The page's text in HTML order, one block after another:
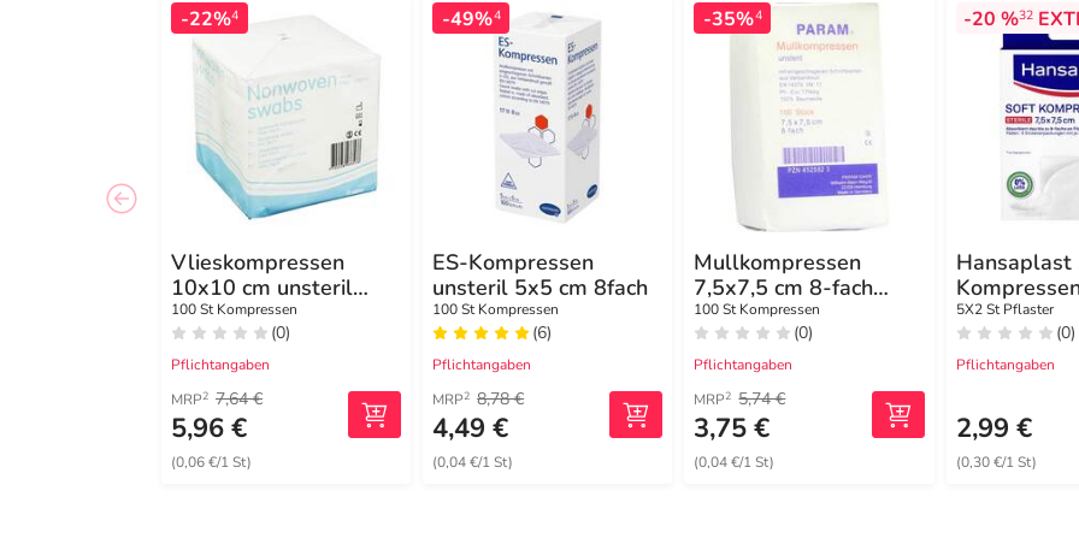
-22%4
Vlieskompressen
10x10 cm unsteril
4lagig
100 St Kompressen
(0)
Pflichtangaben
MRP2 7,64 €
5,96 €
(0,06 €/1 St)
-49%4
ES-Kompressen
unsteril 5x5 cm 8fach
100 St Kompressen
(6)
Pflichtangaben
MRP2 8,78 €
4,49 €
(0,04 €/1 St)
-35%4
Mullkompressen
7,5x7,5 cm 8-fach
unsteril
100 St Kompressen
(0)
Pflichtangaben
MRP2 5,74 €
3,75 €
(0,04 €/1 St)
-20 %32
Hansaplast
cm steril
5X2 St Pflaster
(0)
Pflichtangaben
2,99 €
(0,30 €/1 St)